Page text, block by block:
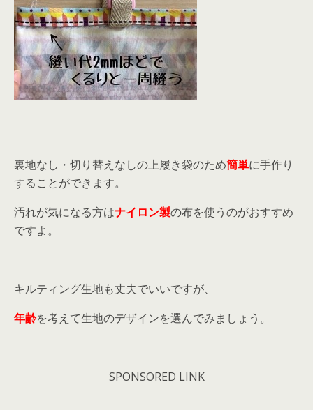
裏地なし・切り替えなしの上履き袋のため簡単に手作り
することができます。
汚れが気になる方はナイロン製の布を使うのがおすすめ
ですよ。
キルティング生地も丈夫でいいですが、
年齢を考えて生地のデザインを選んでみましょう。
SPONSORED LINK